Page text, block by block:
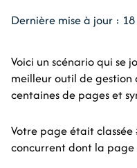
Dernière mise à jour :
Voici un scénario qui se
meilleur outil de gestion
centaines de pages et
Votre page était classée
concurrent dont la